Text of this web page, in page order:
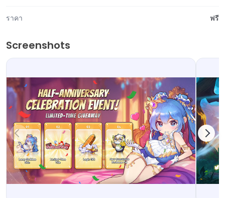
ราคา ฟรี
Screenshots